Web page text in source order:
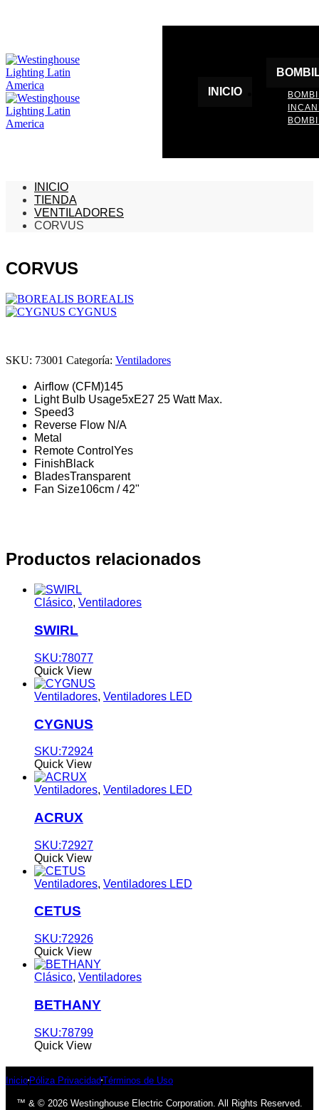
INICIO
INICIO
TIENDA
VENTILADORES
CORVUS
CORVUS
BOREALIS
CYGNUS
SKU: 73001 Categoría: Ventiladores
Airflow (CFM)145
Light Bulb Usage5xE27 25 Watt Max.
Speed3
Reverse Flow N/A
Metal
Remote Control Yes
FinishBlack
BladesTransparent
Fan Size106cm / 42"
Productos relacionados
Clásico, Ventiladores
SWIRL
SKU:78077
Quick View
Ventiladores, Ventiladores LED
CYGNUS
SKU:72924
Quick View
Ventiladores, Ventiladores LED
ACRUX
SKU:72927
Quick View
Ventiladores, Ventiladores LED
CETUS
SKU:72926
Quick View
Clásico, Ventiladores
BETHANY
SKU:78799
Quick View
Inicio Póliza PrivacidadTérminos de Uso
™ & © 2026 Westinghouse Electric Corporation. All Rights Reserved.